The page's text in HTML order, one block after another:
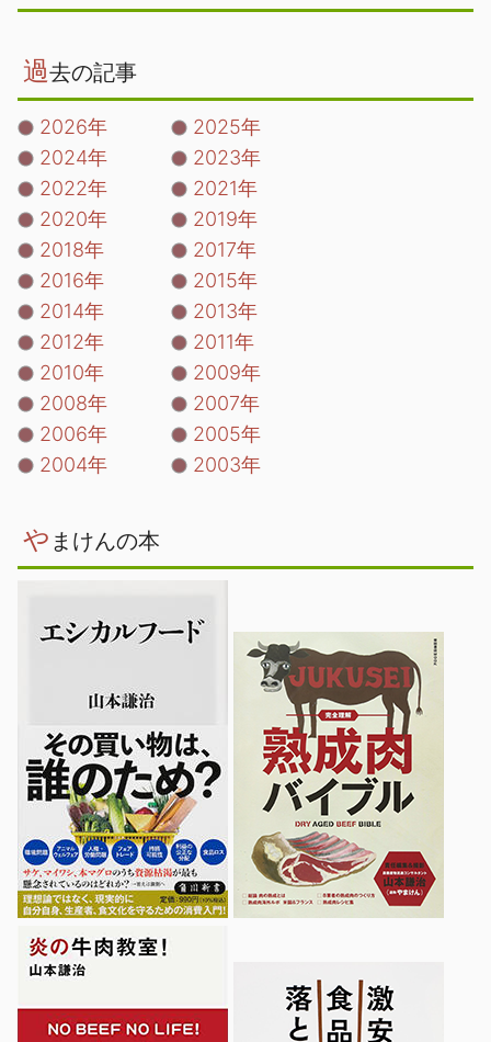
過去の記事
2026年
2025年
2024年
2023年
2022年
2021年
2020年
2019年
2018年
2017年
2016年
2015年
2014年
2013年
2012年
2011年
2010年
2009年
2008年
2007年
2006年
2005年
2004年
2003年
や まけんの本